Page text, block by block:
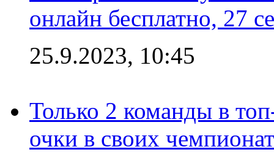
онлайн бесплатно, 27
25.9.2023, 10:45
Только 2 команды в
очки в своих